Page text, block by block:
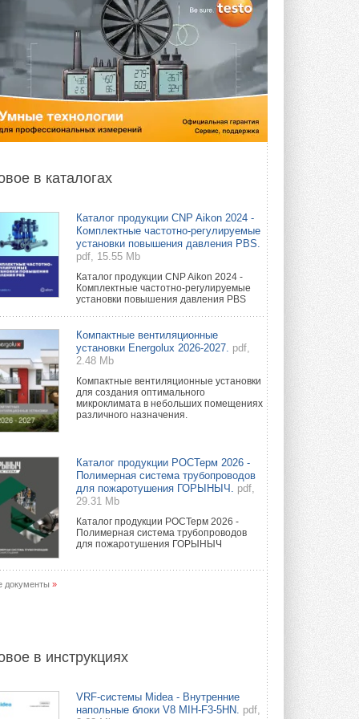
в каталогах
Каталог продукции CNP Aikon 2024 -
Комплектные частотно-регулируемые
установки повышения давления PBS.
pdf, 15.55 Mb
Каталог продукции CNP Aikon 2024 -
Комплектные частотно-регулируемые
установки повышения давления PBS
Компактные вентиляционные
установки Energolux 2026-2027. pdf,
2.48 Mb
Компактные вентиляционные установки
для создания оптимального
микроклимата в небольших помещениях
различного назначения.
Каталог продукции РОСТерм 2026 -
Полимерная система трубопроводов
для пожаротушения ГОРЫНЫЧ.
pdf,
29.31 Mb
Каталог продукции РОСТерм 2026 -
Полимерная система трубопроводов
для пожаротушения ГОРЫНЫЧ
документы »
в инструкциях
VRF-системы Midea - Внутренние
напольные блоки V8 MIH-F3-5HN. pdf,